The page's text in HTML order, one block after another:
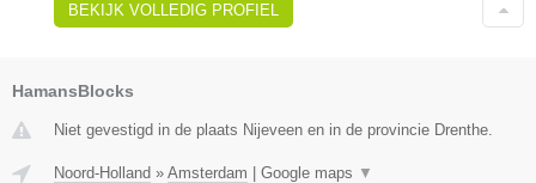
BEKIJK VOLLEDIG PROFIEL
HamansBlocks
Niet gevestigd in de plaats Nijeveen en in de provincie Drenthe.
Noord-Holland » Amsterdam Google maps ▼